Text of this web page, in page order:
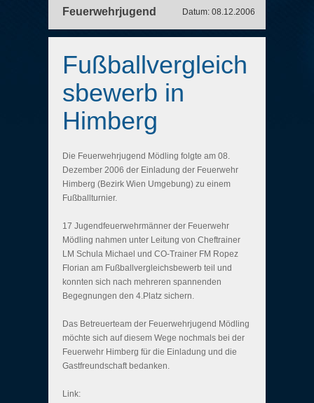
Feuerwehrjugend Datum: 08.12.2006
Fußballvergleich
sbewerb in
Himberg
Die Feuerwehrjugend Mödling folgte am 08.
Dezember 2006 der Einladung der Feuerwehr
Himberg (Bezirk Wien Umgebung) zu einem
Fußballturnier.
17 Jugendfeuerwehrmänner der Feuerwehr
Mödling nahmen unter Leitung von Cheftrainer
LM Schula Michael und CO-Trainer FM Ropez
Florian am Fußballvergleichsbewerb teil und
konnten sich nach mehreren spannenden
Begegnungen den 4.Platz sichern.
Das Betreuerteam der Feuerwehrjugend Mödling
möchte sich auf diesem Wege nochmals bei der
Feuerwehr Himberg für die Einladung und die
Gastfreundschaft bedanken.
Link: